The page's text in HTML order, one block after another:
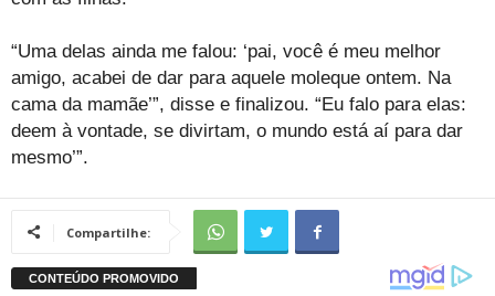
“Uma delas ainda me falou: ‘pai, você é meu melhor
amigo, acabei de dar para aquele moleque ontem. Na
cama da mamãe’”, disse e finalizou. “Eu falo para elas:
deem à vontade, se divirtam, o mundo está aí para dar
mesmo’”.
Compartilhe: